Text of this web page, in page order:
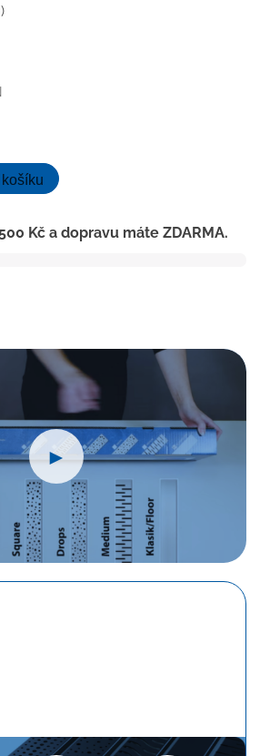
Kč a dopravu máte ZDARMA.
►